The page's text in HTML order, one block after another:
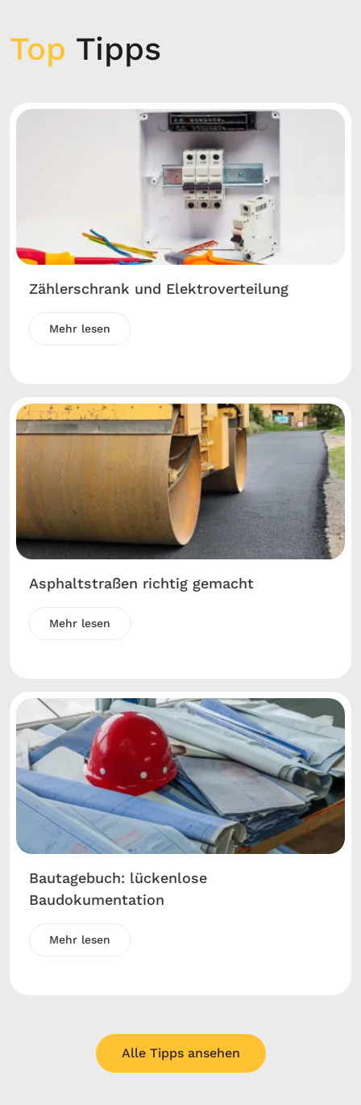
Top Tipps
Zählerschrank und Elektroverteilung
Mehr lesen
Asphaltstraßen richtig gemacht
Mehr lesen
Bautagebuch: lückenlose
Baudokumentation
Mehr lesen
Alle Tipps ansehen